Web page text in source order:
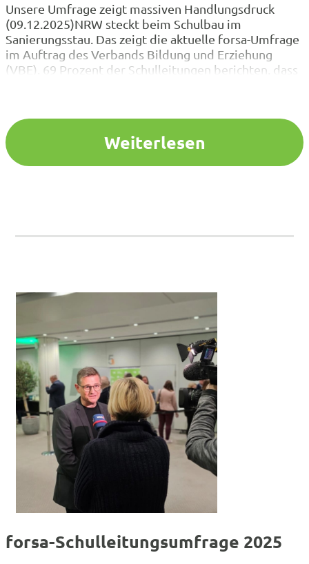
Unsere Umfrage zeigt massiven Handlungsdruck
(09.12.2025)NRW steckt beim Schulbau im
Sanierungsstau. Das zeigt die aktuelle forsa-Umfrage
im Auftrag des Verbands Bildung und Erziehung
(VBE). 69 Prozent der Schulleitungen berichten, dass
keine Gelder dafür zur Verfügung stehen. Weniger
als…
Weiterlesen
forsa-Schulleitungsumfrage 2025